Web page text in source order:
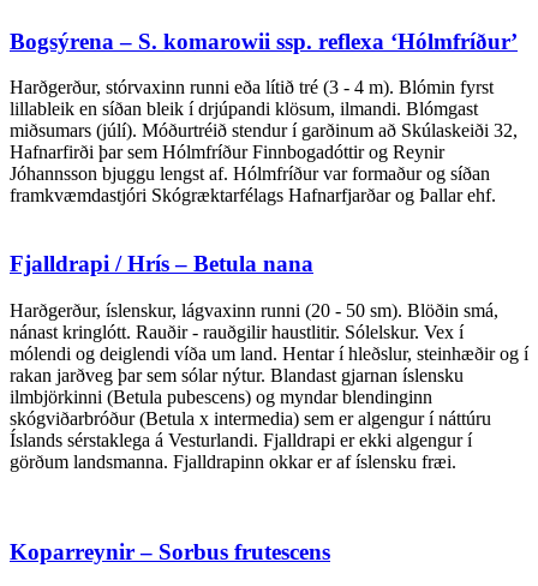
Bogsýrena – S. komarowii ssp. reflexa ‘Hólmfríður’
Harðgerður, stórvaxinn runni eða lítið tré (3 - 4 m). Blómin fyrst
lillableik en síðan bleik í drjúpandi klösum, ilmandi. Blómgast
miðsumars (júlí). Móðurtréið stendur í garðinum að Skúlaskeiði 32,
Hafnarfirði þar sem Hólmfríður Finnbogadóttir og Reynir
Jóhannsson bjuggu lengst af. Hólmfríður var formaður og síðan
framkvæmdastjóri Skógræktarfélags Hafnarfjarðar og Þallar ehf.
Fjalldrapi / Hrís – Betula nana
Harðgerður, íslenskur, lágvaxinn runni (20 - 50 sm). Blöðin smá,
nánast kringlótt. Rauðir - rauðgilir haustlitir. Sólelskur. Vex í
mólendi og deiglendi víða um land. Hentar í hleðslur, steinhæðir og í
rakan jarðveg þar sem sólar nýtur. Blandast gjarnan íslensku
ilmbjörkinni (Betula pubescens) og myndar blendinginn
skógviðarbróður (Betula x intermedia) sem er algengur í náttúru
Íslands sérstaklega á Vesturlandi. Fjalldrapi er ekki algengur í
görðum landsmanna. Fjalldrapinn okkar er af íslensku fræi.
Koparreynir – Sorbus frutescens